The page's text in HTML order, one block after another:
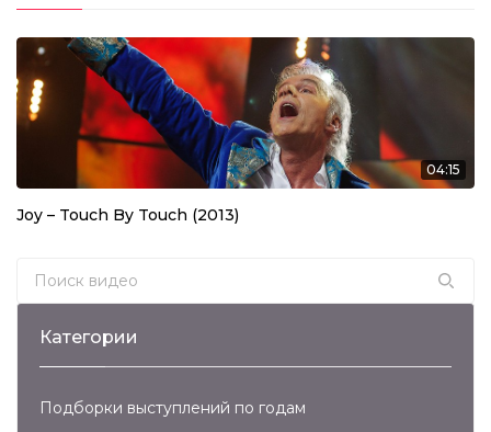
04:15
Joy – Touch By Touch (2013)
Search for:
Категории
Подборки выступлений по годам